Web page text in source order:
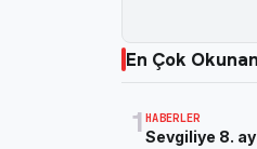
En Çok
1 HABERLER
Sevgiliye 8. ay